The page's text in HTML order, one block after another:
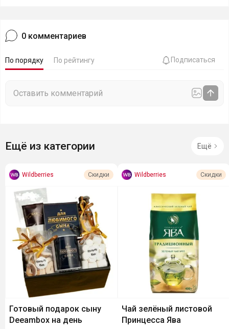
0 комментариев
По порядку По рейтингу Подписаться
Ещё из категории Ещё
Wildberries Скидки
Готовый подарок сыну
Deeambox на день
Wildberries Скидки
Чай зелёный листовой
Принцесса Ява